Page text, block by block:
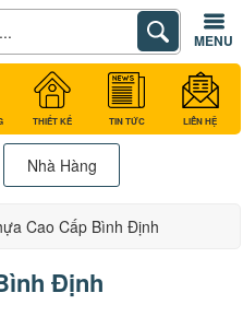
THIẾT KẾ TIN TỨC LIÊN HỆ
MENU
Nhà Hàng
Cao Cấp Bình Định
Định